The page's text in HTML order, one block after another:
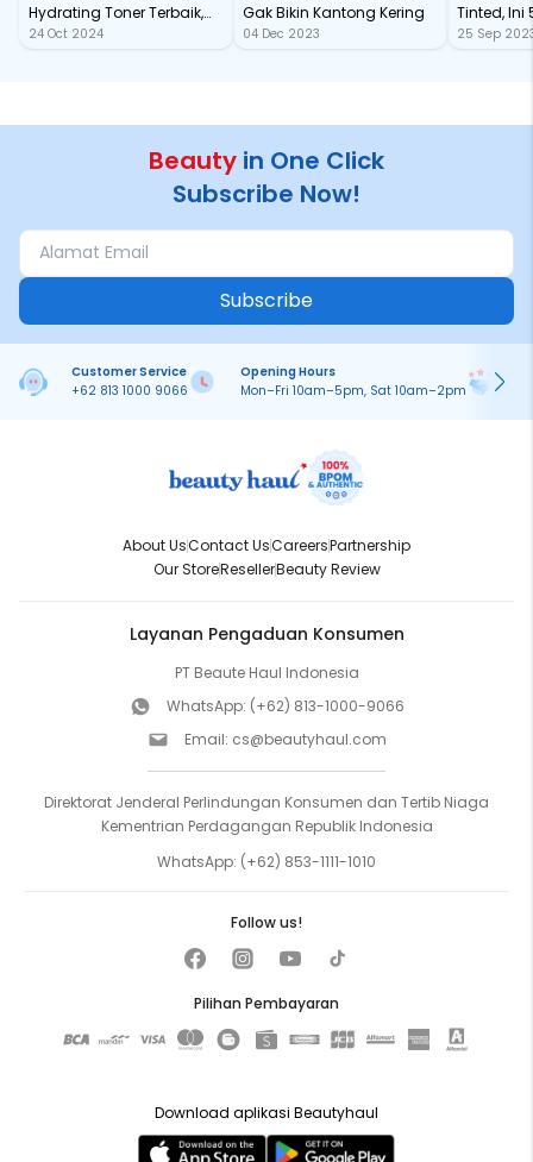
Hydrating Toner Terbaik,
Sudah Ada Yang Kamu
24 Oct 2024
Gak Bikin Kantong Kering
04 Dec 2023
Tinted, Ini
Lip Balm
25 Sep
Beauty in One Click
Subscribe Now!
Subscribe
Customer Service
+62 813 1000 9066
Opening Hours
Mon–Fri 10am–5pm, Sat 10am–2pm
About UsContact UsCareersPartnership
Our StoreResellerBeauty Review
Layanan Pengaduan Konsumen
PT Beaute Haul Indonesia
WhatsApp: (+62) 813-1000-9066
Email: cs@beautyhaul.com
Direktorat Jenderal Perlindungan Konsumen dan Tertib Niaga
Kementrian Perdagangan Republik Indonesia
WhatsApp: (+62) 853-1111-1010
Pilihan Pembayaran
Follow us!
Download aplikasi Beautyhaul